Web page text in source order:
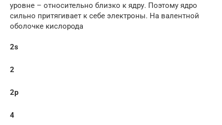
уровне – относительно близко к ядру. Поэтому ядро
сильно притягивает к себе электроны. На валентной
оболочке кислорода
2s
2
2p
4